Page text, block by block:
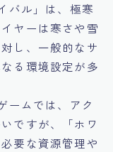
バル」は、極寒
ヤーは寒さや雪
し、一般的なサ
る環境設定が多
ームでは、アク
ですが、「ホワ
要な資源管理や